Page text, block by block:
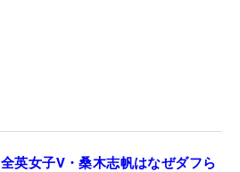
全英女子V・桑木志帆はなぜダフら